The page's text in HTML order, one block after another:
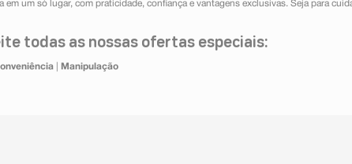
um só lugar, com praticidade, confiança e vantagens exclusivas. Seja para
todas as nossas ofertas especiais:
Manipulação